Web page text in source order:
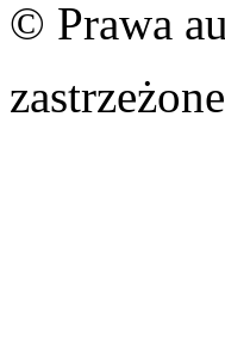
© Prawa
zastrzeżone